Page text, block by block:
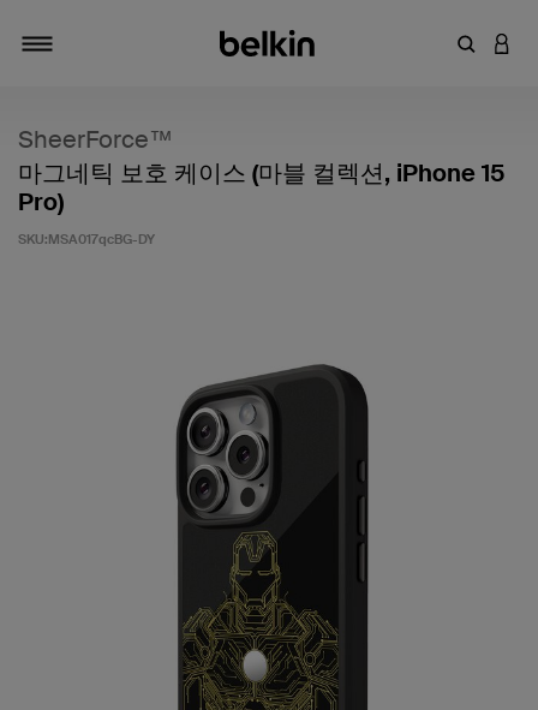
키워드
SheerForce™
마그네틱 보호 케이스 (마블 컬렉션, iPhone 15
Pro)
SKU:MSA017qcBG-DY